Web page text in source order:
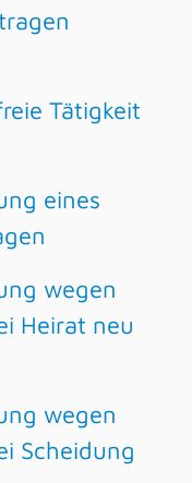
Tätigkeit
eines
wegen
Heirat neu
wegen
Scheidung